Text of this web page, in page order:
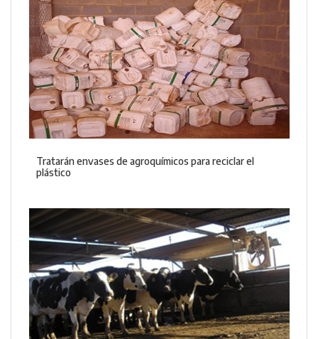
Tratarán envases de agroquímicos para reciclar el
plástico